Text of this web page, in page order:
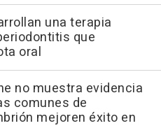
una terapia
que
oral
no muestra evidencia
comunes de
mejoren éxito en